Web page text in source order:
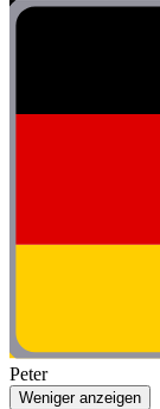
Peter
Weniger anzeigen